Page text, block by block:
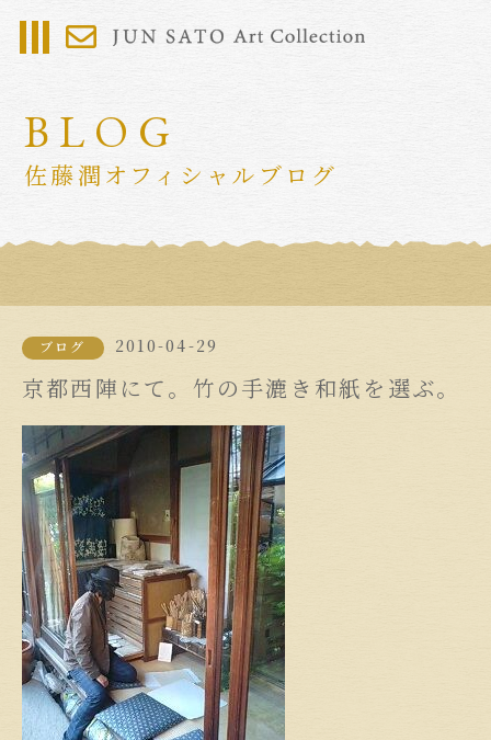
BLOG
佐藤潤オフィシャルブログ
ブログ 2010-04-29
京都西陣にて。竹の手漉き和紙を選ぶ。